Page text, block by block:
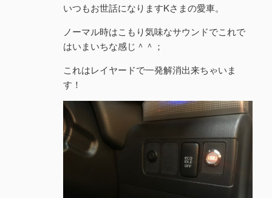
いつもお世話になりますKさまの愛車。
ノーマル時はこもり気味なサウンドでこれで
はいまいちな感じ＾＾；
これはレイヤードで一発解消出来ちゃいま
す！